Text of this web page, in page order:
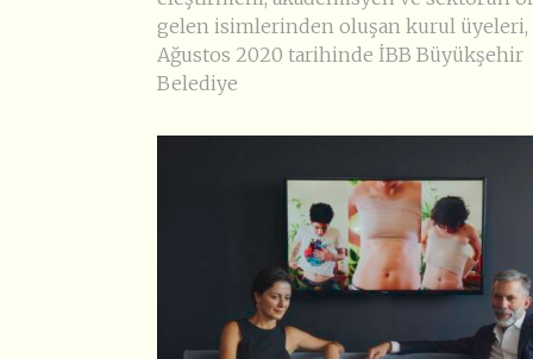
gelen isimlerinden oluşan kurul üyeleri,
Ağustos 2020 tarihinde İBB Büyükşehir
Belediye